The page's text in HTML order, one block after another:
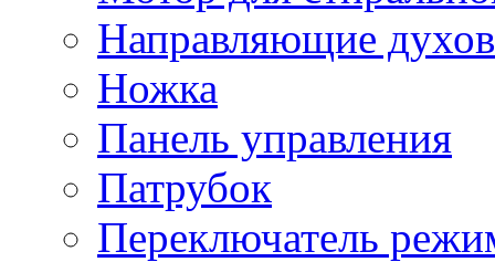
Направляющие
Ножка
Панель управления
Патрубок
Переключатель